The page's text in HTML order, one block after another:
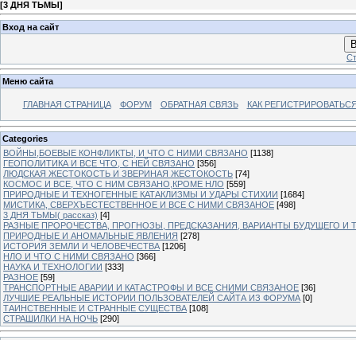
[3 ДНЯ ТЬМЫ]
Вход на сайт
Меню сайта
ГЛАВНАЯ СТРАНИЦА ФОРУМ ОБРАТНАЯ СВЯЗЬ КАК
Categories
ВОЙНЫ,БОЕВЫЕ КОНФЛИКТЫ, И ЧТО С НИМИ СВЯЗАНО [1138]
ГЕОПОЛИТИКА И ВСЕ ЧТО, С НЕЙ СВЯЗАНО [356]
ЛЮДСКАЯ ЖЕСТОКОСТЬ И ЗВЕРИНАЯ ЖЕСТОКОСТЬ [74]
КОСМОС И ВСЕ, ЧТО С НИМ СВЯЗАНО,КРОМЕ НЛО [559]
ПРИРОДНЫЕ И ТЕХНОГЕННЫЕ КАТАКЛИЗМЫ И УДАРЫ СТИХИИ [1684]
МИСТИКА, СВЕРХЪЕСТЕСТВЕННОЕ И ВСЕ С НИМИ СВЯЗАНОЕ [498]
3 ДНЯ ТЬМЫ( рассказ) [4]
РАЗНЫЕ ПРОРОЧЕСТВА, ПРОГНОЗЫ, ПРЕДСКАЗАНИЯ, ВАРИАНТЫ БУДУЩЕГО И
ПРИРОДНЫЕ И АНОМАЛЬНЫЕ ЯВЛЕНИЯ [278]
ИСТОРИЯ ЗЕМЛИ И ЧЕЛОВЕЧЕСТВА [1206]
НЛО И ЧТО С НИМИ СВЯЗАНО [366]
НАУКА И ТЕХНОЛОГИИ [333]
РАЗНОЕ [59]
ТРАНСПОРТНЫЕ АВАРИИ И КАТАСТРОФЫ И ВСЕ СНИМИ СВЯЗАНОЕ [36]
ЛУЧШИЕ РЕАЛЬНЫЕ ИСТОРИИ ПОЛЬЗОВАТЕЛЕЙ САЙТА ИЗ ФОРУМА [0]
ТАИНСТВЕННЫЕ И СТРАННЫЕ СУЩЕСТВА [108]
СТРАШИЛКИ НА НОЧЬ [290]